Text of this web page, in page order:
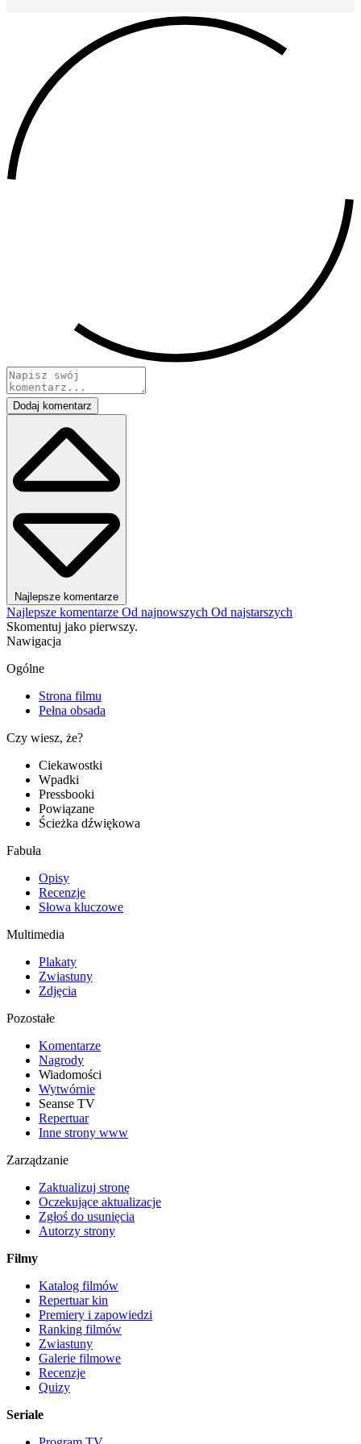
Dodaj komentarz
Najlepsze komentarze
Najlepsze komentarze Od najnowszych Od najstarszych
Skomentuj jako pierwszy.
Nawigacja
Ogólne
Strona filmu
Pełna obsada
Czy wiesz, że?
Ciekawostki
Wpadki
Pressbooki
Powiązane
Ścieżka dźwiękowa
Fabuła
Opisy
Recenzje
Słowa kluczowe
Multimedia
Plakaty
Zwiastuny
Zdjęcia
Pozostałe
Komentarze
Nagrody
Wiadomości
Wytwórnie
Seanse TV
Repertuar
Inne strony www
Zarządzanie
Zaktualizuj stronę
Oczekujące aktualizacje
Zgłoś do usunięcia
Autorzy strony
Filmy
Katalog filmów
Repertuar kin
Premiery i zapowiedzi
Ranking filmów
Zwiastuny
Galerie filmowe
Recenzje
Quizy
Seriale